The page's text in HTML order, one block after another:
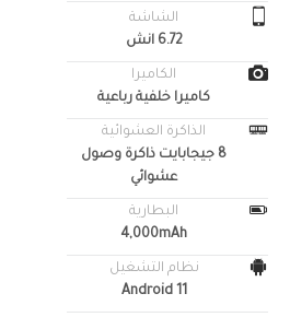
الشاشة
6.72 انش
الكاميرا
كاميرا خلفية رباعية
الذاكرة العشوائية
8 جيجابايت ذاكرة وصول
عشوائي
البطارية
4,000mAh
نظام التشغيل
Android 11